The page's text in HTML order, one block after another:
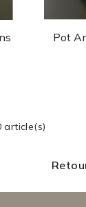

Pot
article(s)